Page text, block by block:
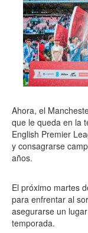
Ahora, el
que le queda en la
English Premier
y consagrarse
años.
El próximo martes
para enfrentar al
asegurarse un
temporada.